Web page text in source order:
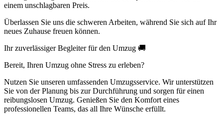
einem unschlagbaren Preis.
Überlassen Sie uns die schweren Arbeiten, während Sie sich auf Ihr
neues Zuhause freuen können.
Ihr zuverlässiger Begleiter für den Umzug 🚚
Bereit, Ihren Umzug ohne Stress zu erleben?
Nutzen Sie unseren umfassenden Umzugsservice. Wir unterstützen
Sie von der Planung bis zur Durchführung und sorgen für einen
reibungslosen Umzug. Genießen Sie den Komfort eines
professionellen Teams, das all Ihre Wünsche erfüllt.